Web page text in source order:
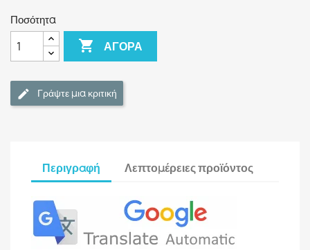
Ποσότητα
 ΑΓΟΡΆ
Γράψτε μια κριτική
Περιγραφή Λεπτομέρειες προϊόντος